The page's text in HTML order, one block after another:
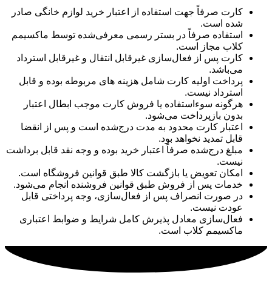
کارت صرفاً جهت استفاده از اعتبار خرید لوازم خانگی صادر
شده است.
استفاده صرفاً در بستر رسمی معرفی‌شده توسط ماکسیمم
کلاب مجاز است.
کارت پس از فعال‌سازی غیرقابل انتقال و غیرقابل استرداد
می‌باشد.
پرداخت اولیه کارت شامل هزینه های مربوطه بوده و قابل
استرداد نیست.
هرگونه سوءاستفاده یا فروش کارت موجب ابطال اعتبار
بدون بازپرداخت می‌شود.
اعتبار کارت محدود به مدت درج‌شده است و پس از انقضا
قابل تمدید نخواهد بود.
مبلغ درج‌شده صرفاً اعتبار خرید بوده و وجه نقد قابل برداشت
نیست.
امکان تعویض یا بازگشت کالا طبق قوانین فروشگاه است.
خدمات پس از فروش طبق قوانین فروشنده انجام می‌شود.
در صورت انصراف پس از فعال‌سازی، وجه پرداختی قابل
عودت نیست.
فعال‌سازی معادل پذیرش کامل شرایط و ضوابط اعتباری
ماکسیمم کلاب است.